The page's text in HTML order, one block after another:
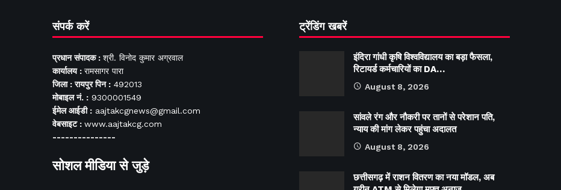
संपर्क करें
प्रधान संपादक : श्री. विनोद कुमार अग्रवाल
कार्यालय : रामसागर पारा
जिला : रायपुर पिन : 492013
मोबाइल नं. : 9300001549
ईमेल आईडी : aajtakcgnews@gmail.com
वेबसाइट : www.aajtakcg.com
---------------
सोशल मीडिया से जुड़े
ट्रेंडिंग खबरें
इंदिरा गांधी कृषि विश्वविद्यालय का बड़ा फैसला,
रिटायर्ड कर्मचारियों का DA…
August 8, 2026
सांवले रंग और नौकरी पर तानों से परेशान पति,
न्याय की मांग लेकर पहुंचा अदालत
August 8, 2026
छत्तीसगढ़ में राशन वितरण का नया मॉडल, अब